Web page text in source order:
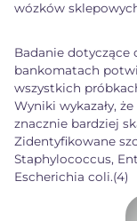
wózków
Badanie
bankomatach
wszystkich
Wyniki wykazały,
znacznie bardziej
Zidentyfikowane
Staphylococcus,
Escherichia coli.(4)